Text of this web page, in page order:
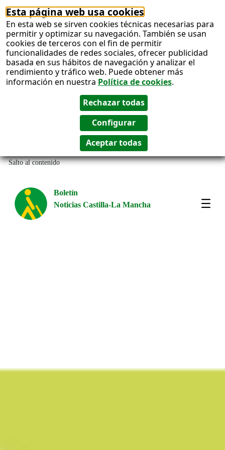
Esta página web usa cookies
En esta web se sirven cookies técnicas necesarias para
permitir y optimizar su navegación. También se usan
cookies de terceros con el fin de permitir
funcionalidades de redes sociales, ofrecer publicidad
basada en sus hábitos de navegación y analizar el
rendimiento y tráfico web. Puede obtener más
información en nuestra Política de cookies.
Salto al contenido
Boletín
Noticias Castilla-La Mancha